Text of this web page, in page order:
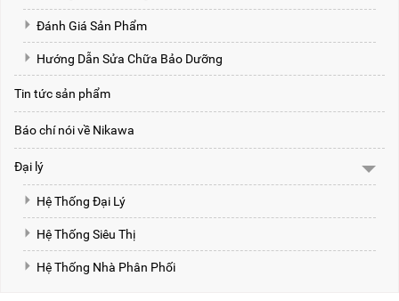
Đánh Giá Sản Phẩm
Hướng Dẫn Sửa Chữa Bảo Dưỡng
Tin tức sản phẩm
Báo chí nói về Nikawa
Đại lý
Hệ Thống Đại Lý
Hệ Thống Siêu Thị
Hệ Thống Nhà Phân Phối